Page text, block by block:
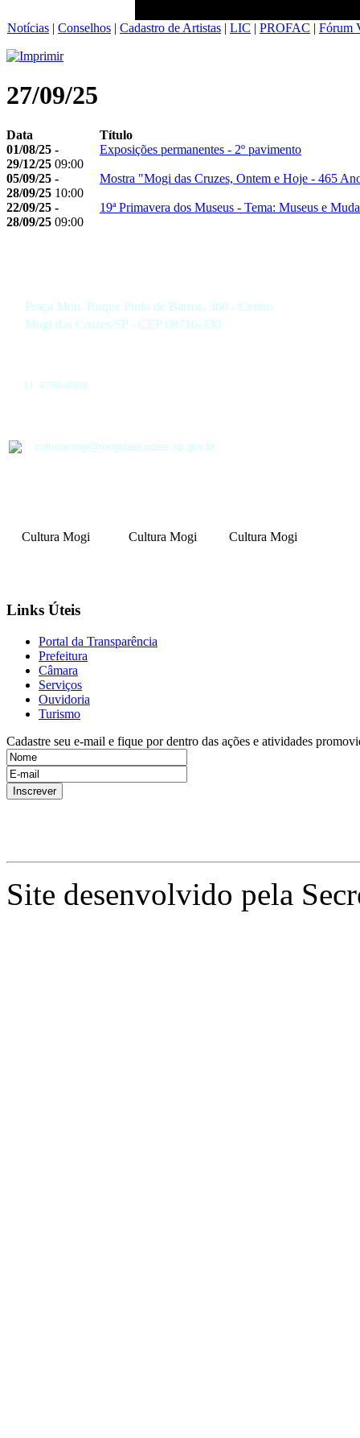
Notícias | Conselhos | Cadastro de Artistas | LIC | PROFAC | Fórum
27/09/25
Data
Título
01/08/25 -
29/12/25 09:00
Exposições permanentes - 2º pavimento
05/09/25 -
28/09/25 10:00
Mostra "Mogi das Cruzes, Ontem e Hoje - 465
22/09/25 -
28/09/25 09:00
19ª Primavera dos Museus - Tema: Museus e
Praça Mon. Roque Pinto de Barros, 360 - Centro
Mogi das Cruzes/SP - CEP 08710-330
11 4798-6900
culturamogi@mogidascruzes.sp.gov.br
Cultura Mogi Cultura Mogi Cultura Mogi
Links Úteis
Portal da Transparência
Prefeitura
Câmara
Serviços
Ouvidoria
Turismo
Cadastre seu e-mail e fique por dentro das ações e atividades
Site desenvolvido pela